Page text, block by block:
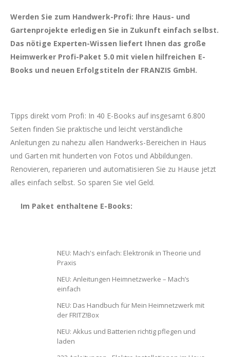
Werden Sie zum Handwerk-Profi: Ihre Haus- und
Gartenprojekte erledigen Sie in Zukunft einfach selbst.
Das nötige Experten-Wissen liefert Ihnen das große
Heimwerker Profi-Paket 5.0 mit vielen hilfreichen E-
Books und neuen Erfolgstiteln der FRANZIS GmbH.
Tipps direkt vom Profi: In 40 E-Books auf insgesamt 6.800
Seiten finden Sie praktische und leicht verständliche
Anleitungen zu nahezu allen Handwerks-Bereichen in Haus
und Garten mit hunderten von Fotos und Abbildungen.
Renovieren, reparieren und automatisieren Sie zu Hause jetzt
alles einfach selbst. So sparen Sie viel Geld.
Im Paket enthaltene E-Books:
NEU: Mach's einfach: Elektronik in Theorie und
Praxis
NEU: Anleitungen Heimnetzwerke – Mach’s
einfach
NEU: Das Handbuch für Mein Heimnetzwerk mit
der FRITZ!Box
NEU: Akkus und Batterien richtig pflegen und
laden